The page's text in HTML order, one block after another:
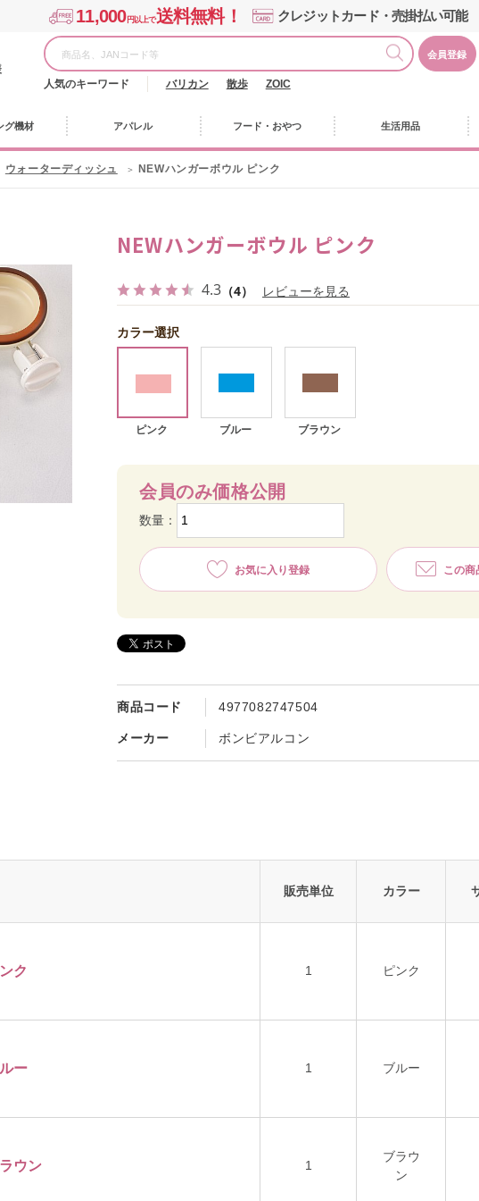
11,000円以上で送料無料！ クレジットカード・売掛払い可能
会員登録
人気のキーワード バリカン 散歩 ZOIC
グ機材 アパレル フード・おやつ 生活用品
ウォーターディッシュ NEWハンガーボウル ピンク
NEWハンガーボウル ピンク
4.3 （4） レビューを見る
商品コード 4977082747504
メーカー ボンビアルコン
カラー選択
ピンク ブルー ブラウン
会員のみ価格公開
数量：
お気に入り登録 この商
販売単位 カラー
ク 1 ピンク
ー 1 ブルー
ウン 1
ブラウ
ン